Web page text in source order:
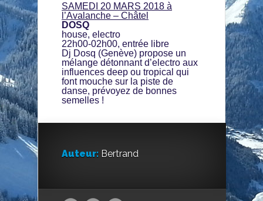
SAMEDI 20 MARS 2018 à
l’Avalanche – Châtel
DOSQ
house, electro
22h00-02h00, entrée libre
Dj Dosq (Genève) propose un
mélange détonnant d’electro aux
influences deep ou tropical qui
font mouche sur la piste de
danse, prévoyez de bonnes
semelles !
Auteur: Bertrand